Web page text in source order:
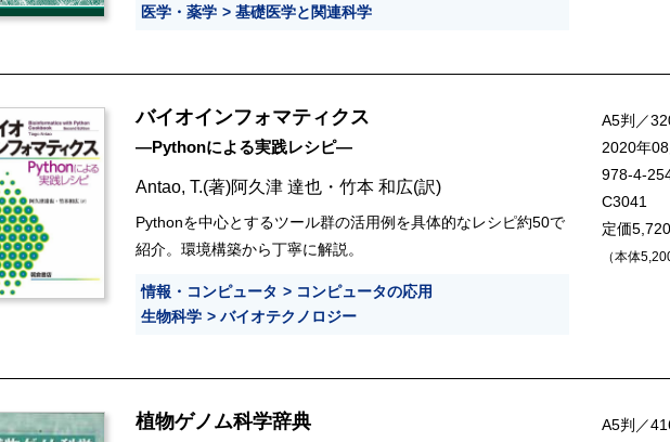
医学・薬学
基礎医学と関連科学
バイオインフォマティクス
―Pythonによる実践レシピ―
Antao, T.(著)阿久津 達也 ・ 竹本 和広(訳)
Pythonを中心とするツール群の活用例を具体的なレシピ約50で
紹介。環境構築から丁寧に解説。
情報・コンピュータ
コンピュータの応用
生物科学
バイオテクノロジー
A5判／
2020年
978-4-
C3041
定価
（本体
植物ゲノム科学辞典
A5判／